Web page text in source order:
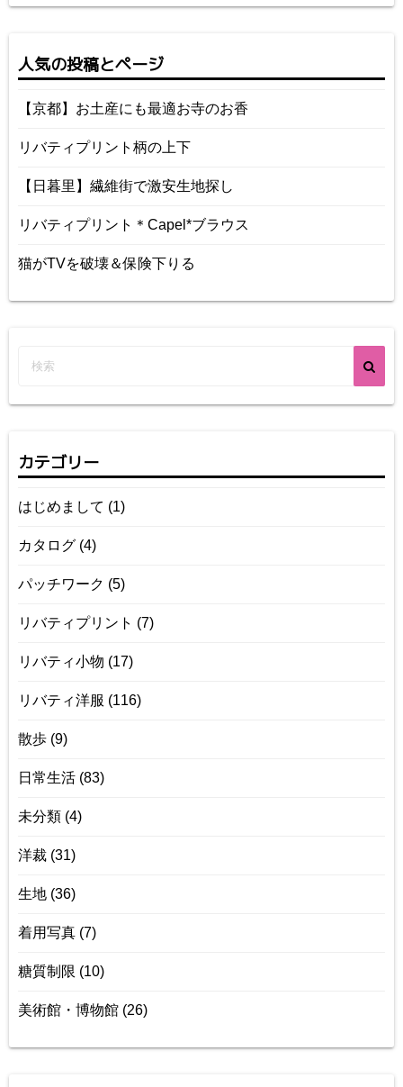
人気の投稿とページ
【京都】お土産にも最適お寺のお香
リバティプリント柄の上下
【日暮里】繊維街で激安生地探し
リバティプリント＊Capel*ブラウス
猫がTVを破壊＆保険下りる
カテゴリー
はじめまして (1)
カタログ (4)
パッチワーク (5)
リバティプリント (7)
リバティ小物 (17)
リバティ洋服 (116)
散歩 (9)
日常生活 (83)
未分類 (4)
洋裁 (31)
生地 (36)
着用写真 (7)
糖質制限 (10)
美術館・博物館 (26)